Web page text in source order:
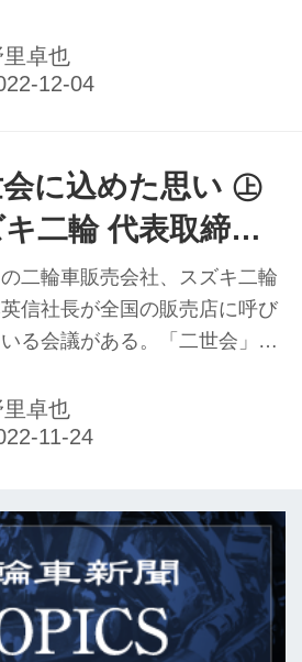
二輪車販売店「ヤングオー
長の五十嵐雅哉さん。同店は多
里卓也
に込めた思い ㊤
二輪 代表取締役
信氏
二輪車販売会社、スズキ二輪
信社長が全国の販売店に呼び
る会議がある。「二世会」と
会合で、国内の二輪販売会社
社だけが行っている独自のも
だ。会を立ち上げたきっかけ
長に聞いた。
里卓也